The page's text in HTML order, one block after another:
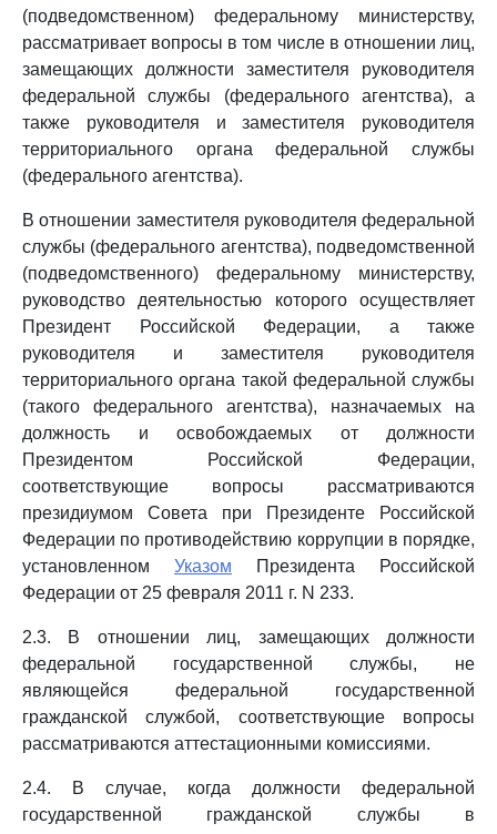
(подведомственном) федеральному министерству,
рассматривает вопросы в том числе в отношении лиц,
замещающих должности заместителя руководителя
федеральной службы (федерального агентства), а
также руководителя и заместителя руководителя
территориального органа федеральной службы
(федерального агентства).
В отношении заместителя руководителя федеральной
службы (федерального агентства), подведомственной
(подведомственного) федеральному министерству,
руководство деятельностью которого осуществляет
Президент Российской Федерации, а также
руководителя и заместителя руководителя
территориального органа такой федеральной службы
(такого федерального агентства), назначаемых на
должность и освобождаемых от должности
Президентом Российской Федерации,
соответствующие вопросы рассматриваются
президиумом Совета при Президенте Российской
Федерации по противодействию коррупции в порядке,
установленном Указом Президента Российской
Федерации от 25 февраля 2011 г. N 233.
2.3. В отношении лиц, замещающих должности
федеральной государственной службы, не
являющейся федеральной государственной
гражданской службой, соответствующие вопросы
рассматриваются аттестационными комиссиями.
2.4. В случае, когда должности федеральной
государственной гражданской службы в